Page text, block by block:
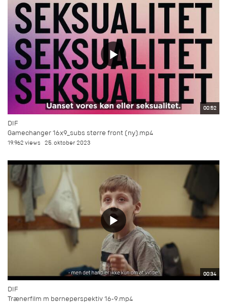
00:52
DIF
Gamechanger 16x9_subs større front (ny).mp4
19.962 views 25. oktober 2023
00:34
DIF
Trænerfilm m børneperspektiv 16-9.mp4